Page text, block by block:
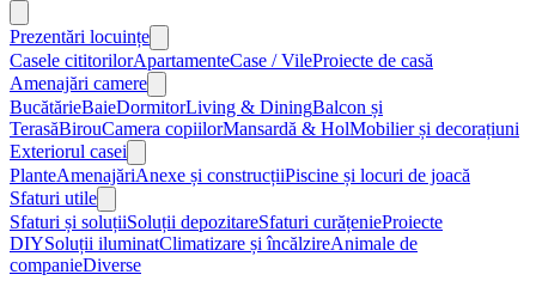
Prezentări locuințe
Casele cititorilorApartamenteCase / VileProiecte de casă
Amenajări camere
BucătărieBaieDormitorLiving & DiningBalcon și
TerasăBirouCamera copiilorMansardă & HolMobilier și decorațiuni
Exteriorul casei
PlanteAmenajăriAnexe și construcțiiPiscine și locuri de joacă
Sfaturi utile
Sfaturi și soluțiiSoluții depozitareSfaturi curățenieProiecte
DIYSoluții iluminatClimatizare și încălzireAnimale de
companieDiverse